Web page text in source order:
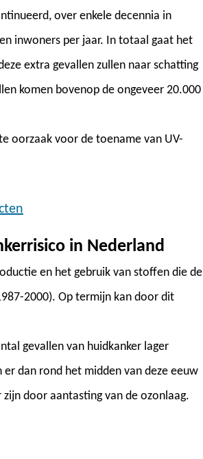
over enkele decennia in
inwoners per jaar. In totaal gaat het
extra gevallen zullen naar schatting
komen bovenop de ongeveer 20.000
oorzaak voor de toename van UV-
in Nederland
en het gebruik van stoffen die de
2000). Op termijn kan door dit
gevallen van huidkanker lager
dan rond het midden van deze eeuw
door aantasting van de ozonlaag.